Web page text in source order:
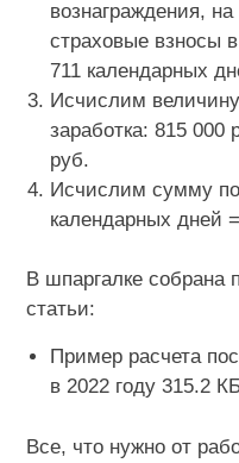
вознаграждения,
страховые взносы
711 календарных
Исчислим
заработка: 815 000
руб.
Исчислим сумму
календарных дней
В шпаргалке собрана
статьи:
Пример расчета
в 2022 году 315.2
Все, что нужно от